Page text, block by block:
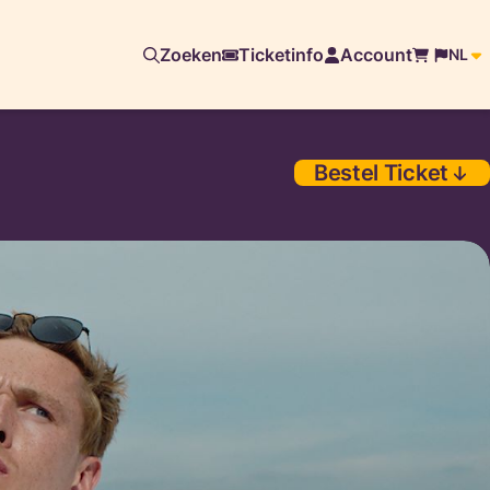
Zoeken Ticketinfo Account NL
Bestel Ticket